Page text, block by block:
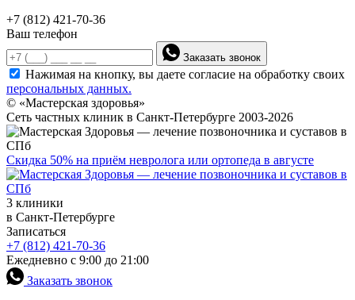
+7 (812) 421-70-36
Ваш телефон
Заказать звонок
Нажимая на кнопку, вы даете согласие на обработку своих
персональных данных.
© «Мастерская здоровья»
Сеть частных клиник в Санкт-Петербурге 2003-2026
Скидка 50% на приём невролога или ортопеда в августе
3 клиники
в Санкт-Петербурге
Записаться
+7 (812) 421-70-36
Ежедневно с 9:00 до 21:00
Заказать звонок